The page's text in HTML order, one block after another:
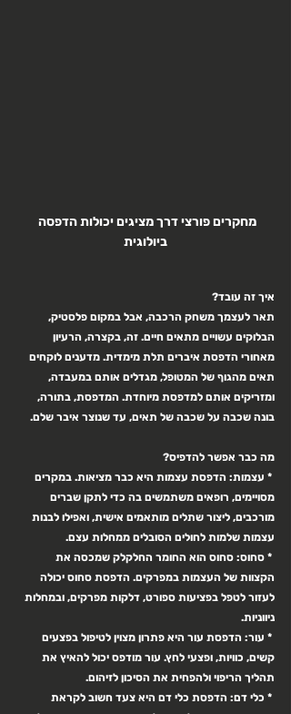
מחקרים פורצי דרך מציגים יכולות הדפסה
ביולוגית
איך זה עובד?
תאר לעצמך משחק הרכבה, אבל במקום פלסטיק,
הבלוקים עשויים מתאים חיים. זה, בקצרה, הרעיון
מאחורי הדפסת איברים תלת מימדית. מדענים לוקחים
תאים מהגוף של המטופל, מגדלים אותם במעבדה,
ומזריקים אותם למדפסת מיוחדת. המדפסת, בתורה,
בונה שכבה על שכבה של תאים, עד שנוצר איבר שלם.
מה כבר אפשר להדפיס?
* עצמות: הדפסת עצמות היא כבר מציאות. במקרים
מסויימים, רופאים משתמשים בה כדי לתקן שברים
מורכבים, ליצור שתלים מותאמים אישית, ואפילו לבנות
עצמות שלמות לחולים הסובלים ממחלות עצם.
* סחוס: סחוס הוא החומר החלקלק שמכסה את
הקצוות של העצמות במפרקים. הדפסת סחוס יכולה
לעזור לטפל בפציעות ספורט, דלקות מפרקים, ובמחלות
ניווניות.
* עור: הדפסת עור היא פתרון מצוין לטיפול בפצעים
קשים, כוויות, ופצעי לחץ. עור מודפס יכול להאיץ את
תהליך הריפוי ולהפחית את הסיכון לזיהום.
* כלי דם: הדפסת כלי דם היא צעד חשוב לקראת